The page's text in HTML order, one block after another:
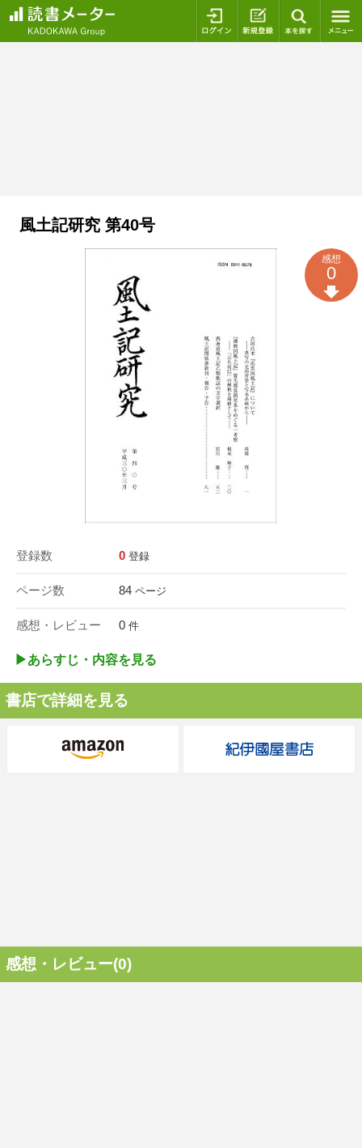
ログイン 新規登録
風土記研究 第40号
登録数 0 登録
ページ数 84 ページ
感想・レビュー 0 件
感想
0
▶︎あらすじ・内容を見る
書店で詳細を見る
感想・レビュー(0)